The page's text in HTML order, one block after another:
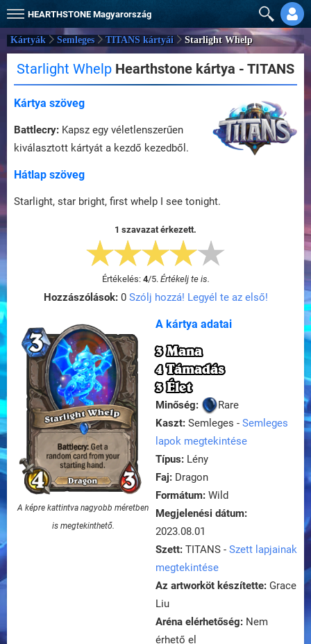
HEARTHSTONE Magyarország
Kártyák Semleges TITANS kártyái Starlight Whelp
Starlight Whelp Hearthstone kártya - TITANS
Kártya szöveg
Battlecry: Kapsz egy véletlenszerűen
kiválasztott kártyát a kezdő kezedből.
Hátlap szöveg
Starlight, star bright, first whelp I see tonight.
1 szavazat érkezett.
Értékelés: 4/5. Értékelj te is.
Hozzászólások:0 Szólj hozzá! Legyél te az első!
A képre kattintva nagyobb méretben
is megtekinthető.
A kártya adatai
3 Mana
4 Támadás
3 Élet
Minőség:
Rare
Kaszt: Semleges - Semleges
lapok megtekintése
Típus: Lény
Faj: Dragon
Formátum: Wild
Megjelenési dátum:
2023.08.01
Szett: TITANS - Szett lapjainak
megtekintése
Az artworköt készítette: Grace
Liu
Aréna elérhetőség: Nem
érhető el